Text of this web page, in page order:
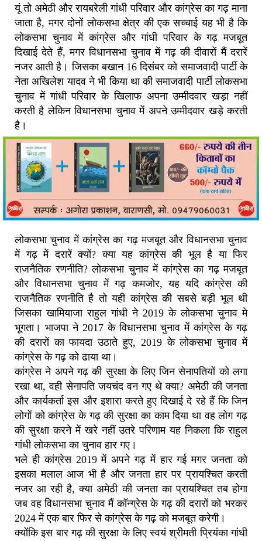
यूं तो अमेठी और रायबरेली गांधी परिवार और कांग्रेस का गढ़ माना
जाता है, मगर दोनों लोकसभा क्षेत्र की एक सच्चाई यह भी है कि
लोकसभा चुनाव में कांग्रेस और गांधी परिवार के गढ़ मजबूत
दिखाई देते हैं, मगर विधानसभा चुनाव में गढ़ की दीवारों मैं दरारें
नजर आती है। जिसका बखान 16 दिसंबर को समाजवादी पार्टी के
नेता अखिलेश यादव ने भी किया था की समाजवादी पार्टी लोकसभा
चुनाव में गांधी परिवार के खिलाफ अपना उम्मीदवार खड़ा नहीं
करती है लेकिन विधानसभा चुनाव में अपने उम्मीदवार खड़े करती
है।
लोकसभा चुनाव में कांग्रेस का गढ़ मजबूत और विधानसभा चुनाव
में गढ़ में दरारें क्यों? क्या यह कांग्रेस की भूल है या फिर
राजनैतिक रणनीति? लोकसभा चुनाव में कांग्रेस का गढ़ मजबूत
और विधानसभा चुनाव में गढ़ कमजोर, यह यदि कांग्रेस की
राजनैतिक रणनीति है तो यही कांग्रेस की सबसे बड़ी भूल थी
जिसका खामियाजा राहुल गांधी ने 2019 के लोकसभा चुनाव मे
भूगता। भाजपा ने 2017 के विधानसभा चुनाव में कांग्रेस के गढ़
की दरारों का फायदा उठाते हुए, 2019 के लोकसभा चुनाव में
कांग्रेस के गढ़ को ढाया था।
कांग्रेस ने अपने गढ़ की सुरक्षा के लिए जिन सेनापतियों को लगा
रखा था, वही सेनापति जयचंद वन गए थे क्या? अमेठी की जनता
और कार्यकर्ता इस और इशारा करते हुए दिखाई दे रहे हैं कि जिन
लोगों को कांग्रेस के गढ़ की सुरक्षा का काम दिया था वह लोग गढ़
की सुरक्षा करने में खरे नहीं उतरे परिणाम यह निकला कि राहुल
गांधी लोकसभा का चुनाव हार गए।
भले ही कांग्रेस 2019 में अपने गढ़ में हार गई मगर जनता को
इसका मलाल आज भी है और जनता हार पर प्रायश्चित करती
नजर आ रही है, क्या अमेठी की जनता का प्रायश्चित तब होगा
जब वह विधानसभा चुनाव मैं कॉन्ग्रेस के गढ़ की दरारों को भरकर
2024 में एक बार फिर से कांग्रेस के गढ़ को मजबूत करेगी।
क्योंकि इस बार गढ़ की सुरक्षा के लिए स्वयं श्रीमती प्रियंका गांधी